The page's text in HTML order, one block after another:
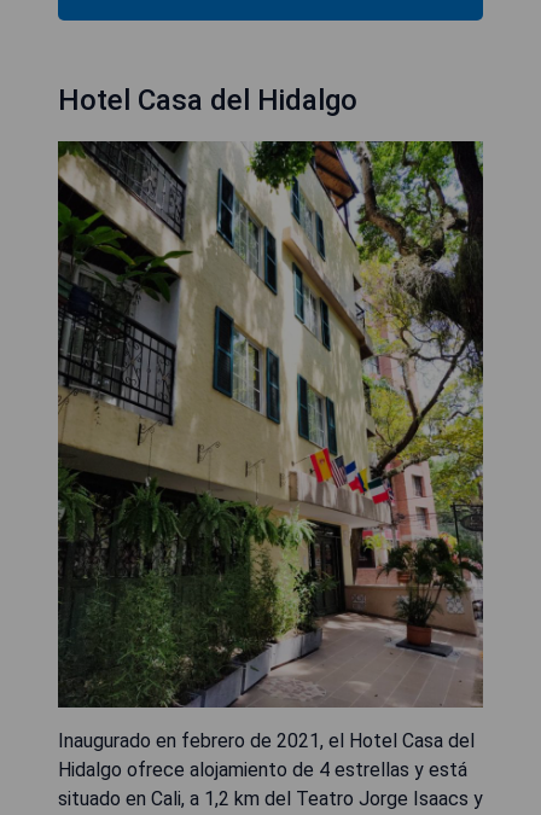
Hotel Casa del Hidalgo
Inaugurado en febrero de 2021, el Hotel Casa del
Hidalgo ofrece alojamiento de 4 estrellas y está
situado en Cali, a 1,2 km del Teatro Jorge Isaacs y